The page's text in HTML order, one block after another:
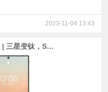
2023-11-04 13:43
vivo X100/iQOO 12 Pro都有IP68 | 三星变钛，S24 Ultra渲染图 | 微信输入法加入跨平台粘贴板！